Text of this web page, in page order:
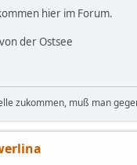
hier im Forum.
der Ostsee
zukommen, muß man